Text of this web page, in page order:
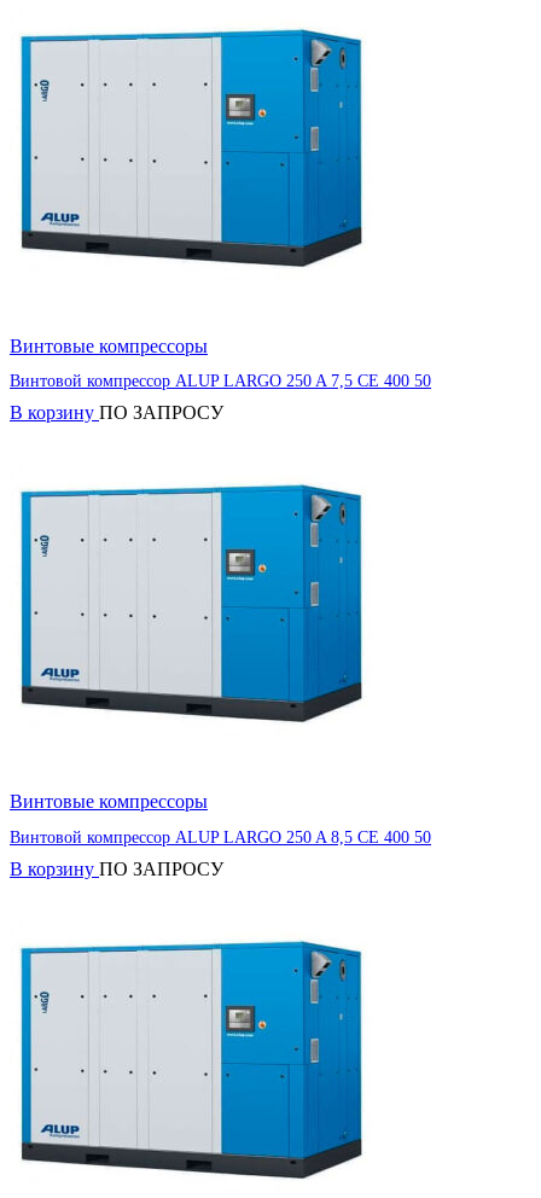
Винтовые компрессоры
Винтовой компрессор ALUP LARGO 250 A 7,5 CE 400 50
В корзину ПО ЗАПРОСУ
Винтовые компрессоры
Винтовой компрессор ALUP LARGO 250 A 8,5 CE 400 50
В корзину ПО ЗАПРОСУ